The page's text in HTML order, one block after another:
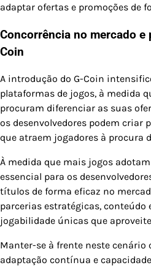
adaptar ofertas e promoções de
Concorrência no mercado
Coin
A introdução do G-Coin
plataformas de jogos, à medida
procuram diferenciar as suas
os desenvolvedores podem criar
que atraem jogadores à procura
À medida que mais jogos
essencial para os
títulos de forma eficaz no
parcerias estratégicas, conteúdo
jogabilidade únicas que
Manter-se à frente neste
adaptação contínua e